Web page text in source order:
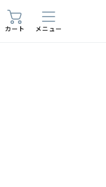
カート メニュー